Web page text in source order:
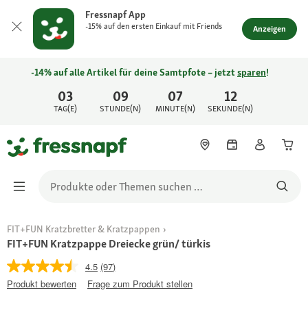
Fressnapf App
-15% auf den ersten Einkauf mit Friends Anzeigen
03
TAG(E)
09
STUNDE(N)
07
MINUTE(N)
12
SEKUNDE(N)
-14% auf alle Artikel für deine Samtpfote – jetztsparen!
FIT+FUN Kratzbretter & Kratzpappen
FIT+FUN Kratzpappe Dreiecke grün/ türkis
4.5 (97)
Produkt bewerten
Frage zum Produkt stellen